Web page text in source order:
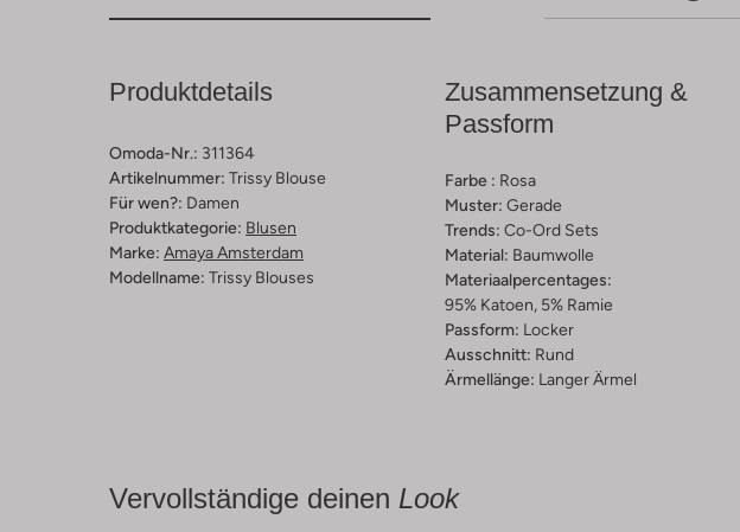
Produktdetails
Omoda-Nr.: 311364
Artikelnummer: Trissy Blouse
Für wen?: Damen
Produktkategorie: Blusen
Marke: Amaya Amsterdam
Modellname: Trissy Blouses
Zusammensetzung &
Passform
Farbe : Rosa
Muster: Gerade
Trends: Co-Ord Sets
Material: Baumwolle
Materiaalpercentages:
95% Katoen, 5% Ramie
Passform: Locker
Ausschnitt: Rund
Ärmellänge: Langer Ärmel
Vervollständige deinen Look